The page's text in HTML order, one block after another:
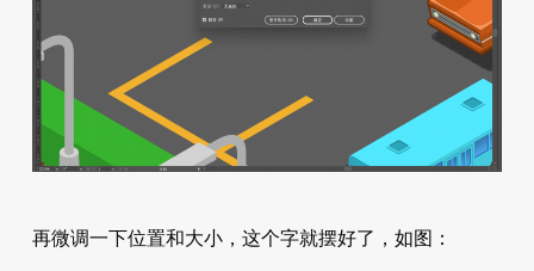
再微调一下位置和大小，这个字就摆好了，如图：